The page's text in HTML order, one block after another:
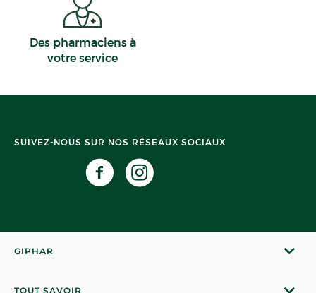
Des pharmaciens à
votre service
SUIVEZ-NOUS SUR NOS RÉSEAUX SOCIAUX
GIPHAR
TOUT SAVOIR